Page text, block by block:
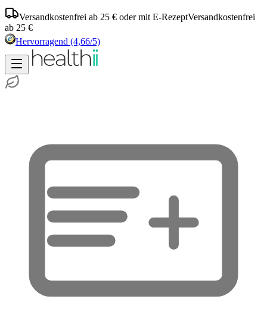
Versandkostenfrei ab 25 € oder mit E-RezeptVersandkostenfrei
ab 25 €
Hervorragend (4,66/5)